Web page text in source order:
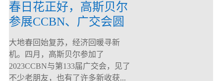
春日花正好，高斯贝尔
参展CCBN、广交会圆
满落幕！
大地春回始复苏，经济回暖寻新
机。四月，高斯贝尔参加了
2023CCBN与第133届广交会，见了
不少老朋友，也有了许多新收获...